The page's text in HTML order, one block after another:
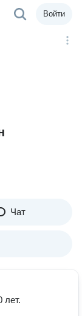
Войти
Чат
лет.